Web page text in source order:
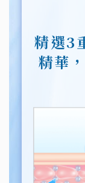
精選3
精華，